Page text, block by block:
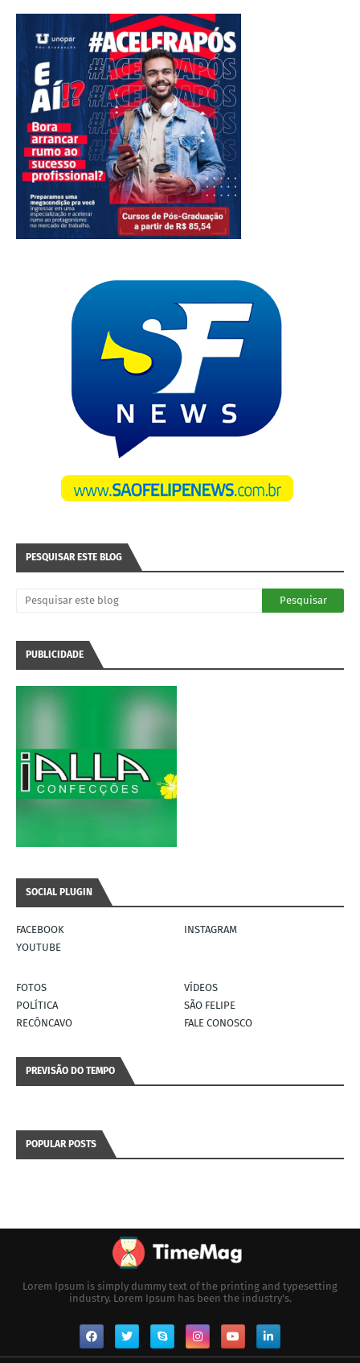
PESQUISAR ESTE BLOG
PUBLICIDADE
SOCIAL PLUGIN
FACEBOOK
INSTAGRAM
YOUTUBE
FOTOS
VÍDEOS
POLÍTICA
SÃO FELIPE
RECÔNCAVO
FALE CONOSCO
PREVISÃO DO TEMPO
POPULAR POSTS
Lorem Ipsum is simply dummy text of the printing and typesetting
industry. Lorem Ipsum has been the industry's.